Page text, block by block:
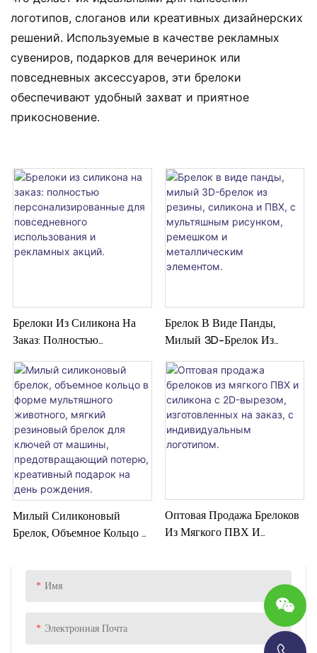
логотипов, слоганов или креативных дизайнерских
решений. Используемые в качестве рекламных
сувениров, подарков для вечеринок или
повседневных аксессуаров, эти брелоки
обеспечивают удобный захват и приятное
прикосновение.
Имя
Электронная Почта
Брелоки Из Силикона На
Заказ: Полностью
Повседневного
Использования И
Рекламных Акций.
Брелок В Виде Панды,
Милый 3D-Брелок Из
С Мультяшным Рисунком,
Ремешком И
Металлическим Элементом.
Милый Силиконовый
Брелок, Объемное Кольцо В
Резиновый Брелок Для
Креативный Подарок На
Оптовая Продажа Брелоков
Из Мягкого ПВХ И